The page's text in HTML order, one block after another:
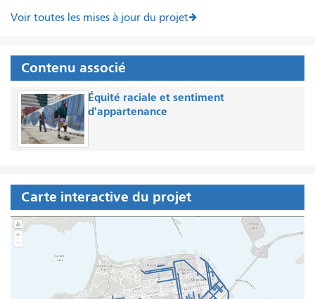
Voir toutes les mises à jour du projet
Contenu associé
Équité raciale et sentiment
d'appartenance
Carte interactive du projet